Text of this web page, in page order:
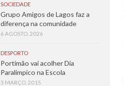
SOCIEDADE
Grupo Amigos de Lagos faz a
diferença na comunidade
6 AGOSTO, 2026
DESPORTO
Portimão vai acolher Dia
Paralímpico na Escola
3 MARÇO, 2015